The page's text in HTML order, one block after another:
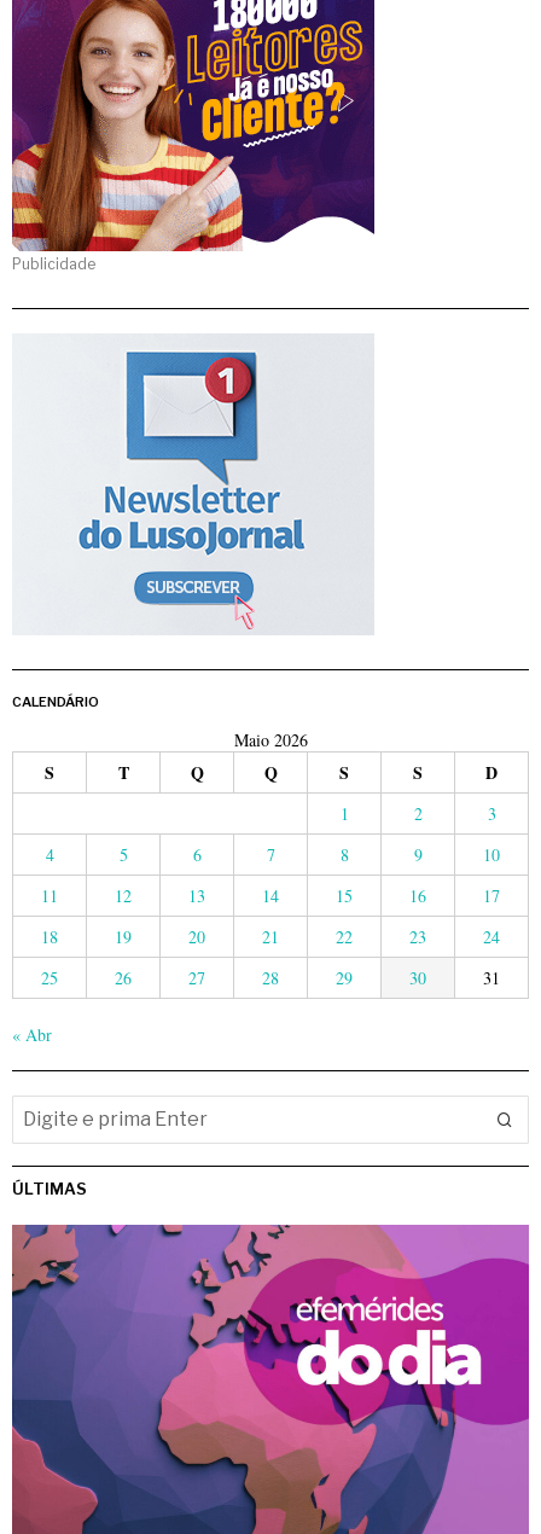
Publicidade
CALENDÁRIO
Maio 2026
S T Q Q S S D
1 2
3
4
5 6 7 8 9
10
11
12 13 14 15 16
17
18
19 20 21 22 23
24
25
26 27 28 29 30 31
« Abr
ÚLTIMAS